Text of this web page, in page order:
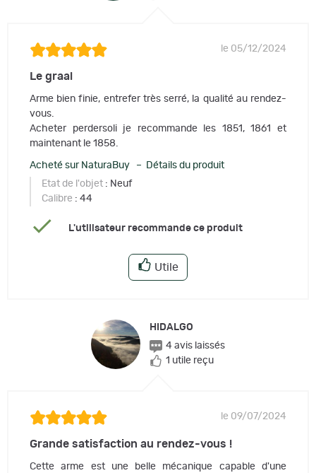
le 05/12/2024
Le graal
Arme bien finie, entrefer très serré, la qualité au rendez-
vous.
Acheter perdersoli je recommande les 1851, 1861 et
maintenant le 1858.
Acheté sur NaturaBuy – Détails du produit
Etat de l'objet : Neuf
Calibre : 44
L'utilisateur recommande ce produit
Utile
HIDALGO
4 avis laissés
1 utile reçu
le 09/07/2024
Grande satisfaction au rendez-vous !
Cette arme est une belle mécanique capable d'une